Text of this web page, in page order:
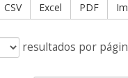
CSV Excel PDF
resultados por